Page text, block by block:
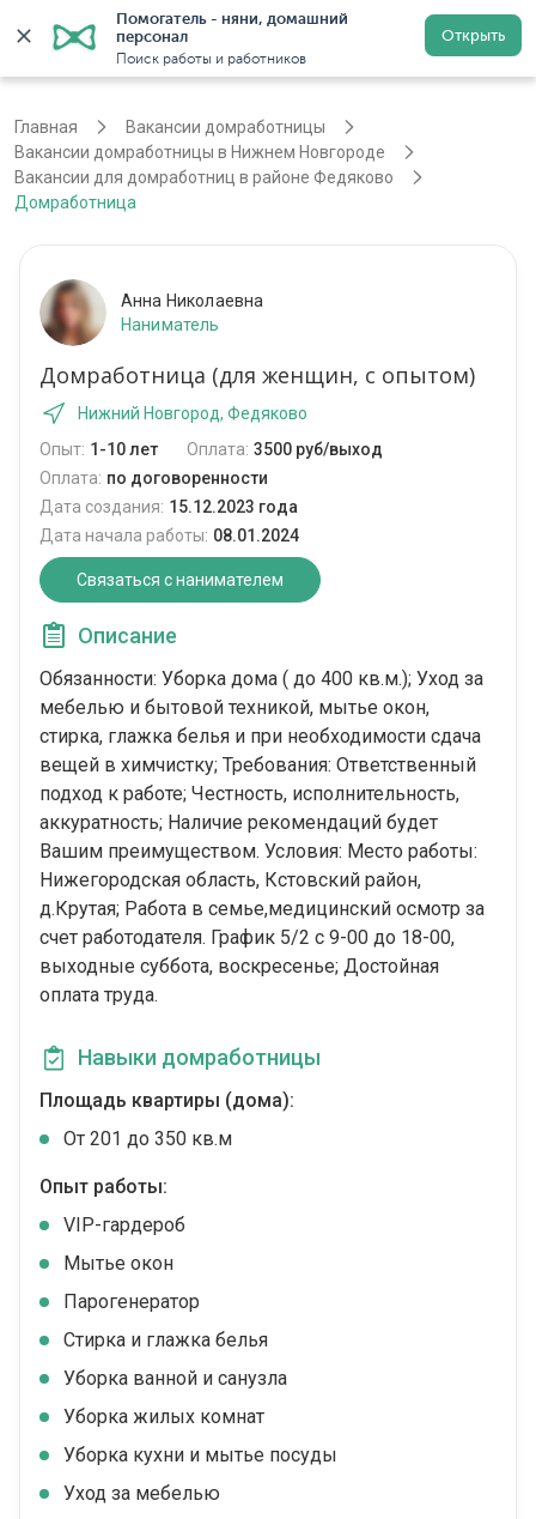
Помогатель - няни, домашний
персонал
Поиск работы и работников
Открыть
Нижний Новгород Регистрация
Главная
Вакансии домработницы
Вакансии домработницы в Нижнем Новгороде
Вакансии для домработниц в районе Федяково
Домработница
Анна Николаевна
Наниматель
Домработница (для женщин, с опытом)
Нижний Новгород, Федяково
Опыт: 1-10 лет Оплата: 3500 руб/выход
Оплата: по договоренности
Дата создания: 15.12.2023 года
Дата начала работы: 08.01.2024
Связаться с нанимателем
Описание
Обязанности: Уборка дома ( до 400 кв.м.); Уход за
мебелью и бытовой техникой, мытье окон,
стирка, глажка белья и при необходимости сдача
вещей в химчистку; Требования: Ответственный
подход к работе; Честность, исполнительность,
аккуратность; Наличие рекомендаций будет
Вашим преимуществом. Условия: Место работы:
Нижегородская область, Кстовский район,
д.Крутая; Работа в семье,медицинский осмотр за
счет работодателя. График 5/2 с 9-00 до 18-00,
выходные суббота, воскресенье; Достойная
оплата труда.
Навыки домработницы
Площадь квартиры (дома):
От 201 до 350 кв.м
Опыт работы:
VIP-гардероб
Мытье окон
Парогенератор
Стирка и глажка белья
Уборка ванной и санузла
Уборка жилых комнат
Уборка кухни и мытье посуды
Уход за мебелью